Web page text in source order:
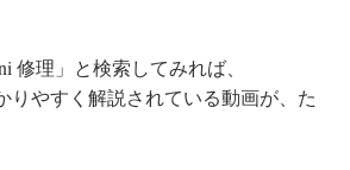
修理」と検索してみれば、
りやすく解説されている動画が、た